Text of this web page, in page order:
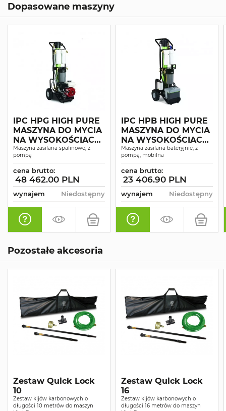
Dopasowane maszyny
IPC HPG HIGH PURE
MASZYNA DO MYCIA
NA WYSOKOŚCIACH
WODĄ
ZDEMINERALIZOWA
NĄ
Maszyna zasilana spalinowo, z
pompą
cena brutto:
48 462.00 PLN
wynajem Niedostępny
IPC HPB HIGH PURE
MASZYNA DO MYCIA
NA WYSOKOŚCIACH
WODĄ
DEMINERALIZOWAN
Ą
Maszyna zasilana bateryjnie, z
pompą, mobilna
cena brutto:
23 406.90 PLN
wynajem Niedostępny
Pozostałe akcesoria
Zestaw Quick Lock
10
Zestaw kijów karbonowych o
długości 10 metrów do maszyn
Zestaw Quick Lock
16
Zestaw kijów karbonowych o
długości 16 metrów do maszyn